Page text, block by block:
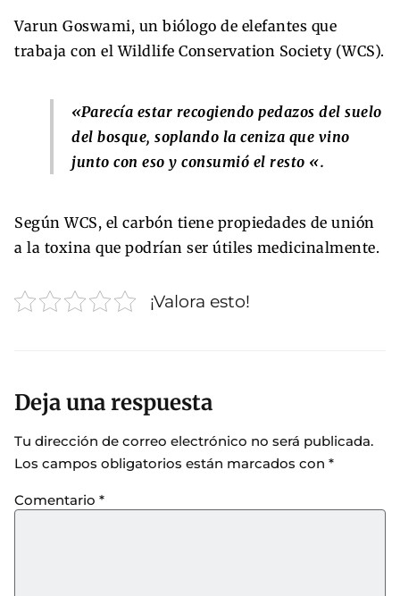
Varun Goswami, un biólogo de elefantes que
trabaja con el Wildlife Conservation Society (WCS).
«Parecía estar recogiendo pedazos del suelo
del bosque, soplando la ceniza que vino
junto con eso y consumió el resto «.
Según WCS, el carbón tiene propiedades de unión
a la toxina que podrían ser útiles medicinalmente.
¡Valora esto!
Deja una respuesta
Tu dirección de correo electrónico no será publicada.
Los campos obligatorios están marcados con *
Comentario *